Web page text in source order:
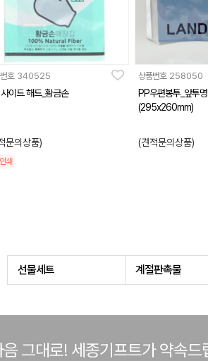
호 340525
이드 해드_황금손
문의상품)
쇄
상품번호 258050
PP우편봉투_앞투
(295x260mm)
(견적문의상품)
선물세트 계절판촉물
음 그대로! 세종기프트가 약속드